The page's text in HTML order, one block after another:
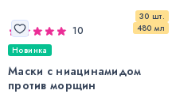
30 шт.
480 мл
10
Новинка
Маски с ниацинамидом
против морщин